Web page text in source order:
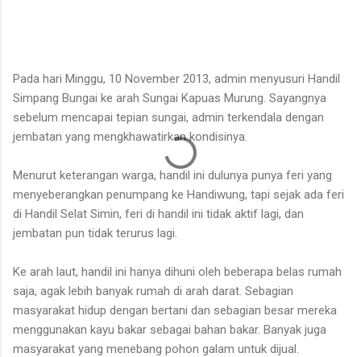
Pada hari Minggu, 10 November 2013, admin menyusuri Handil
Simpang Bungai ke arah Sungai Kapuas Murung. Sayangnya
sebelum mencapai tepian sungai, admin terkendala dengan
jembatan yang mengkhawatirkan kondisinya.
Menurut keterangan warga, handil ini dulunya punya feri yang
menyeberangkan penumpang ke Handiwung, tapi sejak ada feri
di Handil Selat Simin, feri di handil ini tidak aktif lagi, dan
jembatan pun tidak terurus lagi.
Ke arah laut, handil ini hanya dihuni oleh beberapa belas rumah
saja, agak lebih banyak rumah di arah darat. Sebagian
masyarakat hidup dengan bertani dan sebagian besar mereka
menggunakan kayu bakar sebagai bahan bakar. Banyak juga
masyarakat yang menebang pohon galam untuk dijual.